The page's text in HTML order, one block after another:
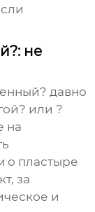
не
давно
или ?
на
о пластыре
за
и